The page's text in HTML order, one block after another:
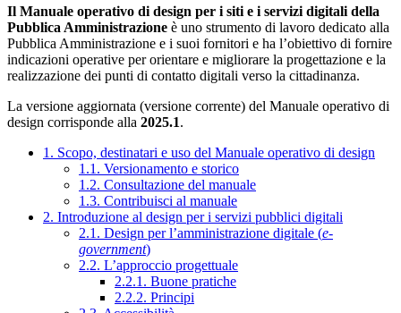
Il Manuale operativo di design per i siti e i servizi digitali della
Pubblica Amministrazione è uno strumento di lavoro dedicato alla
Pubblica Amministrazione e i suoi fornitori e ha l’obiettivo di fornire
indicazioni operative per orientare e migliorare la progettazione e la
realizzazione dei punti di contatto digitali verso la cittadinanza.
La versione aggiornata (versione corrente) del Manuale operativo di
design corrisponde alla 2025.1.
1. Scopo, destinatari e uso del Manuale operativo di design
1.1. Versionamento e storico
1.2. Consultazione del manuale
1.3. Contribuisci al manuale
2. Introduzione al design per i servizi pubblici digitali
2.1. Design per l’amministrazione digitale (e-
government)
2.2. L’approccio progettuale
2.2.1. Buone pratiche
2.2.2. Principi